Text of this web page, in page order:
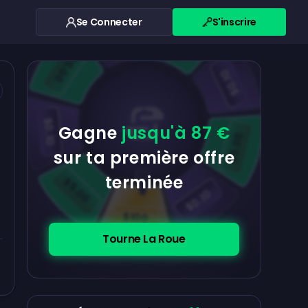
Se Connecter S'inscrire
Gagne jusqu'à 87 €
sur ta première offre
terminée
Tourne La Roue
$100
$5.00
$5.00
$0.10 $5.00
$5.00